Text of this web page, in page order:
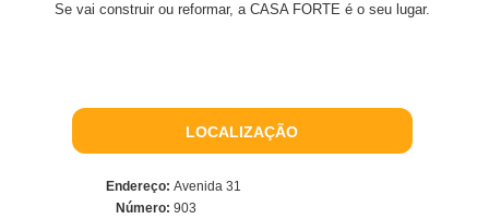
Se vai construir ou reformar, a CASA FORTE é o seu lugar.
LOCALIZAÇÃO
Endereço: Avenida 31
Número: 903